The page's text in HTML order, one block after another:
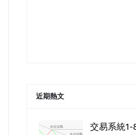
近期熱文
交易系統1-